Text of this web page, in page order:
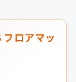
ロアマッ